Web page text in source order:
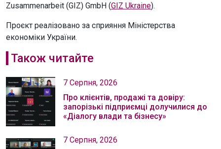
Zusammenarbeit (GIZ) GmbH (GIZ Ukraine).
Проєкт реалізовано за сприяння Міністерства
економіки України.
Також читайте
7 Серпня, 2026
Про клієнтів, продажі та довіру:
запорізькі підприємці долучилися до
«Діалогу влади та бізнесу»
7 Серпня, 2026